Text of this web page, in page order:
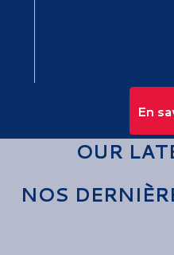
En
OUR
NOS